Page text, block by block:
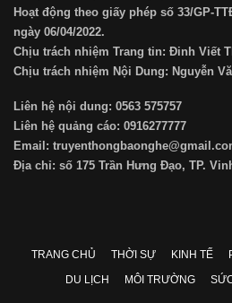
Hoạt động theo giấy phép số 33/GP-
ngày 06/04/2022.
Chịu trách nhiệm Trang tin: Đinh Viết
Chịu trách nhiệm Nội Dung: Nguyễn
Liên hệ nội dung: 0563 575757
Liên hệ quảng cáo: 0916277777
Email:
Địa chỉ: số 175 Trần Hưng Đạo, TP.
TRANG CHỦ THỜI SỰ KINH TẾ
DU LỊCH
MÔI TRƯỜNG